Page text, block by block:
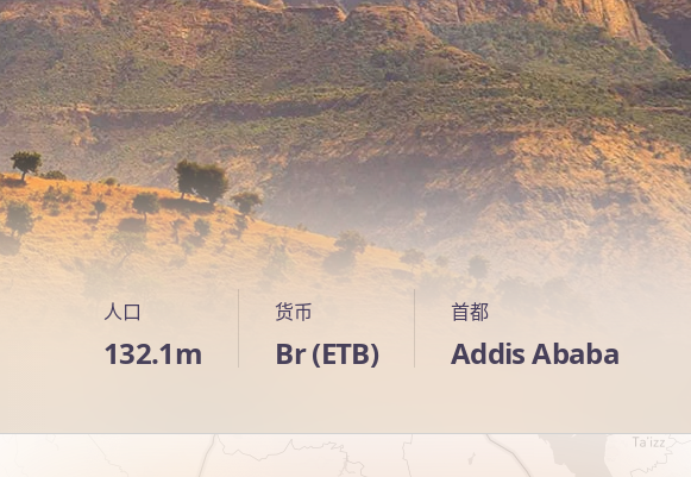
人口
132.1m
货币
Br (ETB)
首都
Addis Ababa